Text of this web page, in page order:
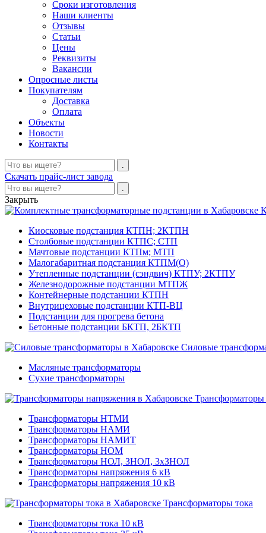
Сроки изготовления
Наши клиенты
Отзывы
Статьи
Цены
Реквизиты
Вакансии
Опросные листы
Покупателям
Доставка
Оплата
Объекты
Новости
Контакты
Скачать прайс-лист завода
Закрыть
Киосковые подстанция КТПН; 2КТПН
Столбовые подстанции КТПС; СТП
Мачтовые подстанции КТПм; МТП
Малогабаритная подстанция КТПМ(О)
Утепленные подстанции (сэндвич) КТПУ; 2КТПУ
Железнодорожные подстанции МТПЖ
Контейнерные подстанции КТПН
Внутрицеховые подстанции КТП-ВЦ
Подстанции для прогрева бетона
Бетонные подстанции БКТП, 2БКТП
Силовые
Масляные трансформаторы
Сухие трансформаторы
Трансформаторы НТМИ
Трансформаторы НАМИ
Трансформаторы НАМИТ
Трансформаторы НОМ
Трансформаторы НОЛ, ЗНОЛ, 3хЗНОЛ
Трансформаторы напряжения 6 кВ
Трансформаторы напряжения 10 кВ
Трансформаторы тока
Трансформаторы тока 10 кВ